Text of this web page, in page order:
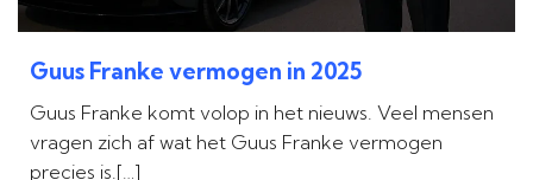
Guus Franke vermogen in 2025
Guus Franke komt volop in het nieuws. Veel mensen
vragen zich af wat het Guus Franke vermogen
precies is.[…]